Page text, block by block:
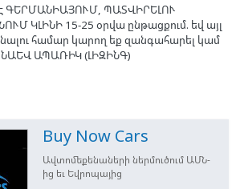
ԳԵՐՄԱՆԻԱՅՈՒՄ, ՊԱՏՎԻՐԵԼՈՒ
ԿԼԻՆԻ 15-25 օրվա ընթացքում. եվ այլ
համար կարող եք զանգահարել կամ
ՆԱԵՎ ԱՊԱՌԻԿ (ԼԻԶԻՆԳ)
Buy Now Cars
Ավտոմեքենաների ներմուծում ԱՄՆ-
ից եւ Եվրոպայից